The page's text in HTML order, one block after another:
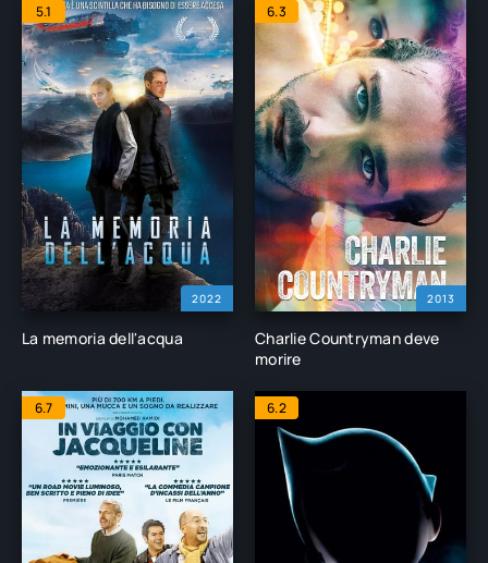
2022
5.1
La memoria dell'acqua
2013
6.3
Charlie Countryman deve
morire
6.7 6.2